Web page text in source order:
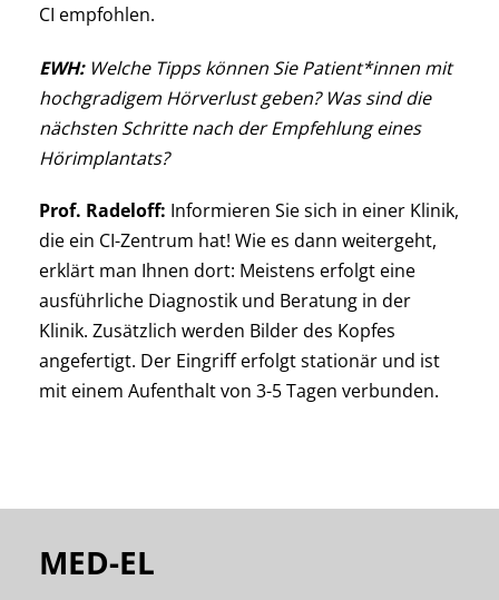
CI empfohlen.
EWH:Welche Tipps können Sie Patient*innen mit
hochgradigem Hörverlust geben? Was sind die
nächsten Schritte nach der Empfehlung eines
Hörimplantats?
Prof. Radeloff: Informieren Sie sich in einer Klinik,
die ein CI-Zentrum hat! Wie es dann weitergeht,
erklärt man Ihnen dort: Meistens erfolgt eine
ausführliche Diagnostik und Beratung in der
Klinik. Zusätzlich werden Bilder des Kopfes
angefertigt. Der Eingriff erfolgt stationär und ist
mit einem Aufenthalt von 3-5 Tagen verbunden.
MED-EL